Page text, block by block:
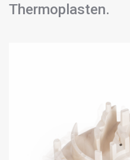
Thermoplasten.